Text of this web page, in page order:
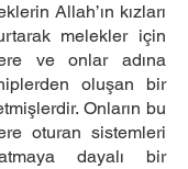
Allah’ın kızları
melekler için
ve onlar adına
oluşan bir
Onların bu
oturan sistemleri
dayalı bir